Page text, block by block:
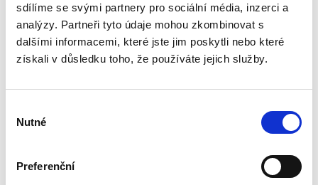
sdílíme se svými partnery pro sociální média, inzerci a
analýzy. Partneři tyto údaje mohou zkombinovat s
dalšími informacemi, které jste jim poskytli nebo které
získali v důsledku toho, že používáte jejich služby.
souhlasu
Nutné
Preferenční
Právo v dabingu